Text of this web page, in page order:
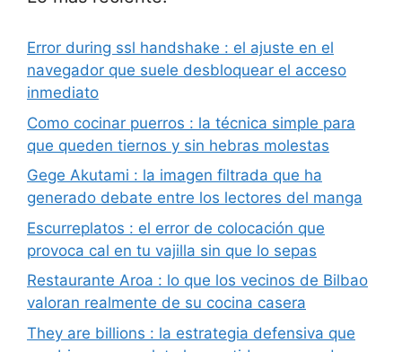
Error during ssl handshake : el ajuste en el
navegador que suele desbloquear el acceso
inmediato
Como cocinar puerros : la técnica simple para
que queden tiernos y sin hebras molestas
Gege Akutami : la imagen filtrada que ha
generado debate entre los lectores del manga
Escurreplatos : el error de colocación que
provoca cal en tu vajilla sin que lo sepas
Restaurante Aroa : lo que los vecinos de Bilbao
valoran realmente de su cocina casera
They are billions : la estrategia defensiva que